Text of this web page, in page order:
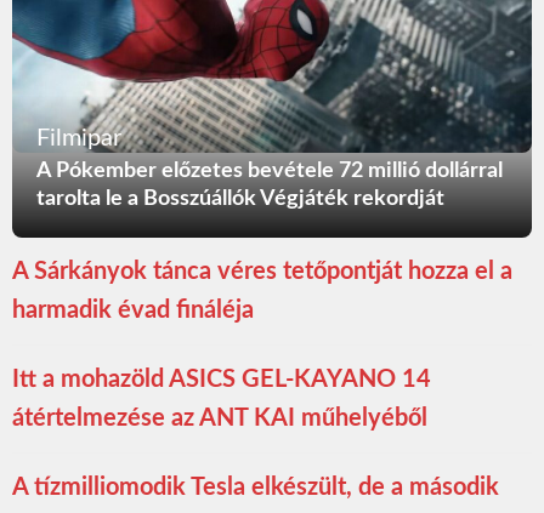
Filmipar
A Pókember előzetes bevétele 72 millió dollárral
tarolta le a Bosszúállók Végjáték rekordját
A Sárkányok tánca véres tetőpontját hozza el a
harmadik évad fináléja
Itt a mohazöld ASICS GEL-KAYANO 14
átértelmezése az ANT KAI műhelyéből
A tízmilliomodik Tesla elkészült, de a második